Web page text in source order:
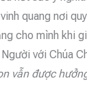
quang nơi
cho mình khi
với Chúa
vẫn được